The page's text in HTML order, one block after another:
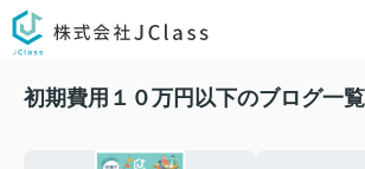
初期費用１０万円以下のブログ一覧